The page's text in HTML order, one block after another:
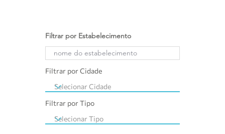
Filtrar por Estabelecimento
Filtrar por Cidade
Filtrar por Tipo